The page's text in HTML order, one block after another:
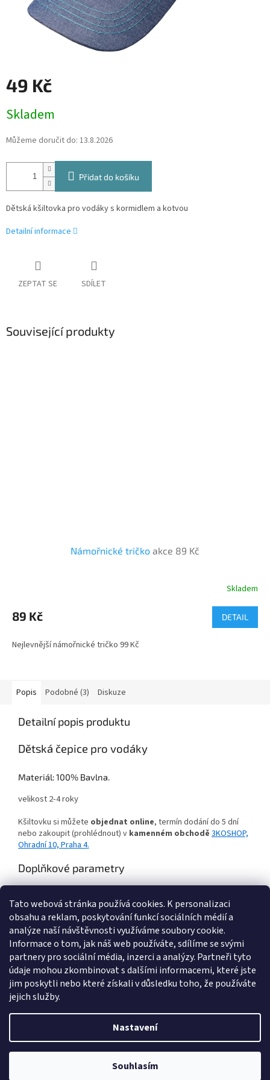
Tato webová stránka používá cookies. K personalizaci
obsahu a reklam, poskytování funkcí sociálních médií a
analýze naší návštěvnosti využíváme soubory cookie.
Informace o tom, jak náš web používáte, sdílíme se svými
partnery pro sociální média, inzerci a analýzy. Partneři tyto
údaje mohou zkombinovat s dalšími informacemi, které jste
jim poskytli nebo které získali v důsledku toho, že používáte
jejich služby.
Nastavení
Souhlasím
49 Kč
cena:
Skladem
Můžeme doručit do: 13.8.2026
Přidat do košíku
Dětská kšiltovka pro vodáky s kormidlem a kotvou
Detailní informace
ZEPTAT SE SDÍLET
Související produkty
Námořnické tričko akce 89 Kč
Skladem
89 Kč DETAIL
Nejlevnější námořnické tričko 99 Kč
Popis Podobné (3) Diskuze
Detailní popis produktu
Dětská čepice pro vodáky
Materiál: 100% Bavlna.
velikost 2-4 roky
Kšiltovku si můžete objednat online, termín dodání do 5 dní
nebo zakoupit (prohlédnout) v kamenném obchodě 3KOSHOP,
Ohradní 10, Praha 4.
Doplňkové parametry
Hmotnost:
0.3 kg
Velikost : 53-55
Zboží.cz Heureka.cz Námořnická trička Levné ubytování Praha
Vytvořil Shoptet
FOTBAL-DRESY. Všechna práva vyhrazena.